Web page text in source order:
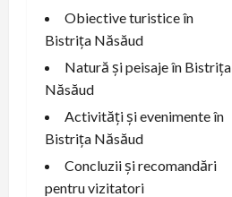
Obiective turistice în
Bistrița Năsăud
Natură și peisaje în Bistrița
Năsăud
Activități și evenimente în
Bistrița Năsăud
Concluzii și recomandări
pentru vizitatori